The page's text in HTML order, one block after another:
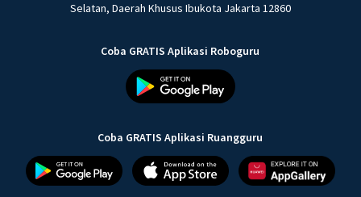
Selatan, Daerah Khusus Ibukota Jakarta 12860
Coba GRATIS Aplikasi Roboguru
Coba GRATIS Aplikasi Ruangguru